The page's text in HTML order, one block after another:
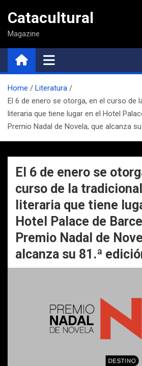
contenido
Catacultural
Magazine
Home
Literatura
El 6 de enero se otorga, en el curso de
literaria que tiene lugar en el Hotel
Premio Nadal de Novela, que alcanza
El 6 de enero se
curso de la
literaria que tiene
Hotel Palace de
Premio Nadal de
alcanza su 81.ª